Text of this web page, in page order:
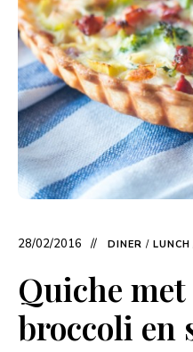
28/02/2016 DINER / LUNCH
Quiche
broccoli en